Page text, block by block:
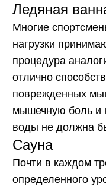
Ледяная
Многие
нагрузки
процедура
отлично
поврежденных
мышечную боль и
воды не должна
Сауна
Почти в каждом
определенного